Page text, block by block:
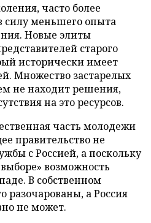
часто более
силу меньшего опыта
Новые элиты
старого
исторически имеет
Множество застарелых
не находит решения,
на это ресурсов.
часть молодежи
правительство не
с Россией, а поскольку
возможность
В собственном
разочарованы, а Россия
не может.